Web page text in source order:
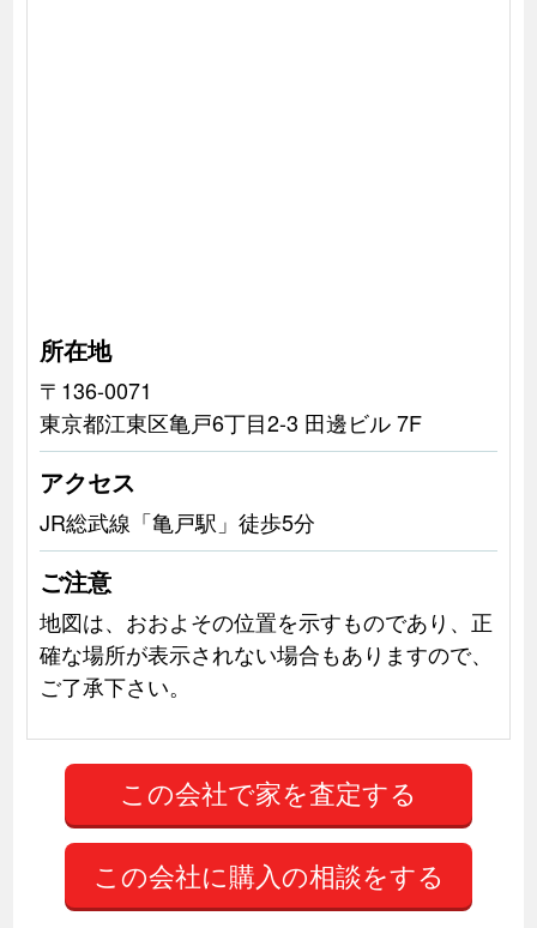
所在地
〒136-0071
東京都江東区亀戸6丁目2-3 田邊ビル 7F
アクセス
JR総武線「亀戸駅」徒歩5分
ご注意
地図は、おおよその位置を示すものであり、正
確な場所が表示されない場合もありますので、
ご了承下さい。
この会社に購入の相談をする